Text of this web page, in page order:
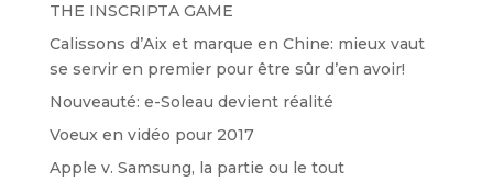
THE INSCRIPTA GAME
Calissons d’Aix et marque en Chine: mieux vaut
se servir en premier pour être sûr d’en avoir!
Nouveauté: e-Soleau devient réalité
Voeux en vidéo pour 2017
Apple v. Samsung, la partie ou le tout